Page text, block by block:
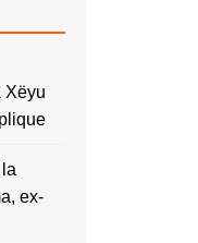
Xëyu
ex-